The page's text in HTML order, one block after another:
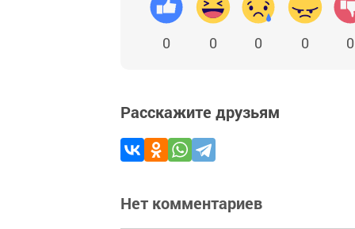
0 0 0 0 0
Расскажите друзьям
Нет комментариев